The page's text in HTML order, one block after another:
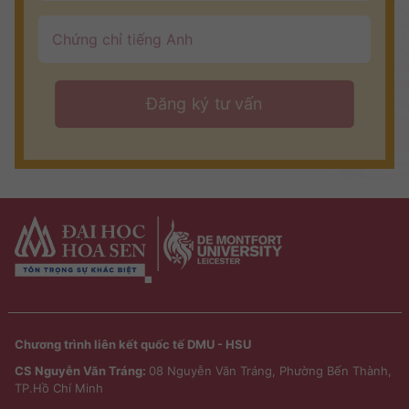
Chương trình liên kết quốc tế DMU - HSU
CS Nguyễn Văn Tráng: 08 Nguyễn Văn Tráng, Phường Bến Thành,
TP.Hồ Chí Minh